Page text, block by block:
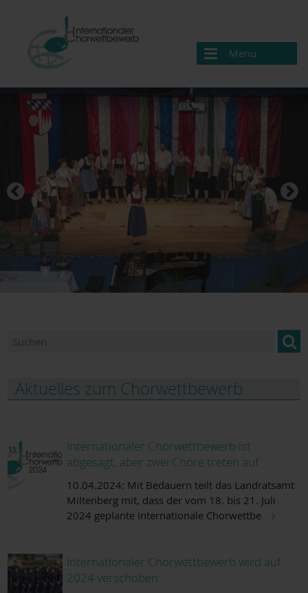
Menü
Chorwettbewerb
Aktuelles
Partner
Ausschreibung & Anmeldung
Aktuelles zum Chorwettbewerb
Internationaler Chorwettbewerb ist
abgesagt, aber zwei Chöre treten auf
10.04.2024: Mit Bedauern teilt das Landratsamt
Miltenberg mit, dass der vom 18. bis 21. Juli
2024 geplante Internationale Chorwettbe
Internationaler Chorwettbewerb wird auf
2024 verschoben